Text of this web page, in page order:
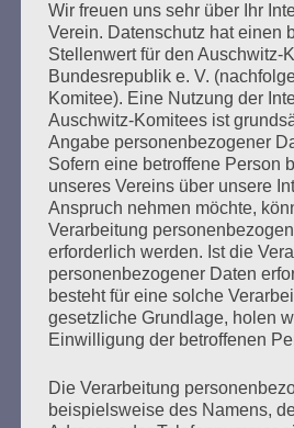
SCHWARZER WINKEL
unangepasste
Nationalsozialismus
Erstellt am5. Januar 2023
Zur Zeit des Nationalsozialismus
Wir freuen uns sehr über Ihr
Verein. Datenschutz hat einen
Stellenwert für den Auschwitz-
Bundesrepublik e. V.
Komitee). Eine Nutzung der
Auschwitz-Komitees ist
Angabe personenbezogener
Sofern eine betroffene Person
unseres Vereins über unsere
Anspruch nehmen möchte,
Verarbeitung
erforderlich werden. Ist die
personenbezogener Daten
besteht für eine solche
gesetzliche Grundlage, holen
Einwilligung der betroffenen
Die Verarbeitung
beispielsweise des Namens,